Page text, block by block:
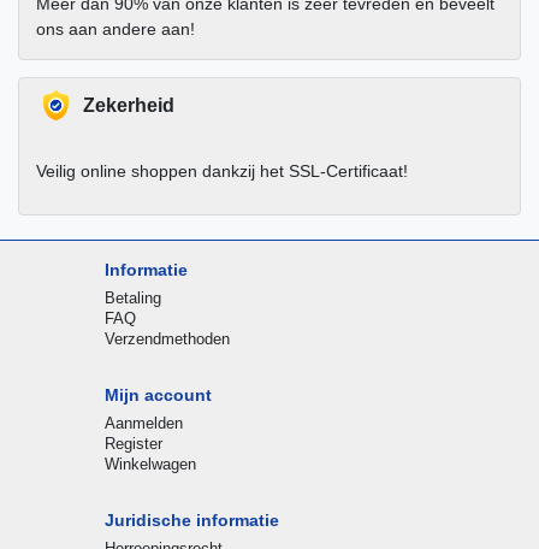
ons aan andere aan!
Zekerheid
Veilig online shoppen dankzij het SSL-Certificaat!
Informatie
Betaling
FAQ
Verzendmethoden
Mijn account
Aanmelden
Register
Winkelwagen
Juridische informatie